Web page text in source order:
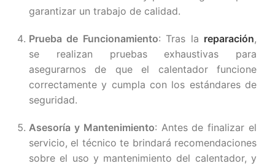
garantizar un trabajo de calidad.
Prueba de Funcionamiento: Tras la reparación,
se realizan pruebas exhaustivas para
asegurarnos de que el calentador funcione
correctamente y cumpla con los estándares de
seguridad.
Asesoría y Mantenimiento: Antes de finalizar el
servicio, el técnico te brindará recomendaciones
sobre el uso y mantenimiento del calentador, y